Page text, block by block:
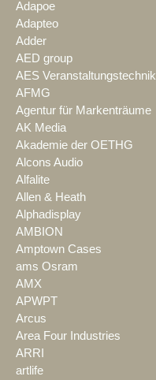
Adapoe
Adapteo
Adder
AED group
AES Veranstaltungstechnik
AFMG
Agentur für Markenträume
AK Media
Akademie der OETHG
Alcons Audio
Alfalite
Allen & Heath
Alphadisplay
AMBION
Amptown Cases
ams Osram
AMX
APWPT
Arcus
Area Four Industries
ARRI
artlife